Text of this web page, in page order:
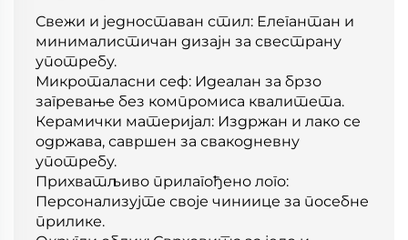
Свежи и једноставан стил: Елегантан и
минималистичан дизајн за свестрану
употребу.
Микроталасни сеф: Идеалан за брзо
загревање без компромиса квалитета.
Керамички материјал: Издржан и лако се
одржава, савршен за свакодневну
употребу.
Прихватљиво прилагођено лого:
Персонализујте своје чиниице за посебне
прилике.